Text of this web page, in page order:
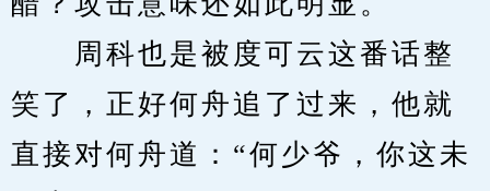
周科也是被度可云这番话整
笑了，正好何舟追了过来，他就
直接对何舟道：“何少爷，你这未